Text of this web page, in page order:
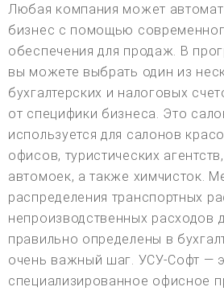
Любая компания может
бизнес с помощью
обеспечения для продаж. В
вы можете выбрать один из
бухгалтерских и налоговых
от специфики бизнеса. Это
используется для салонов
офисов, туристических
автомоек, а также химчисток.
распределения транспортных
непроизводственных расходов
правильно определены в
очень важный шаг. УСУ-Софт —
специализированное офисное